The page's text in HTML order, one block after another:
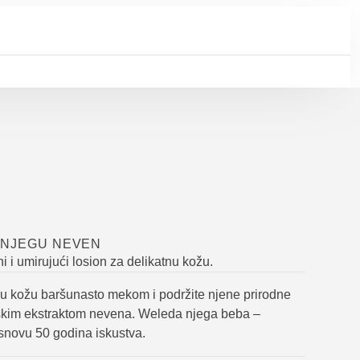
NEVEN
i umirujući losion za delikatnu kožu.
kožu baršunasto mekom i podržite njene prirodne
ekstraktom nevena. Weleda njega beba –
50 godina iskustva.